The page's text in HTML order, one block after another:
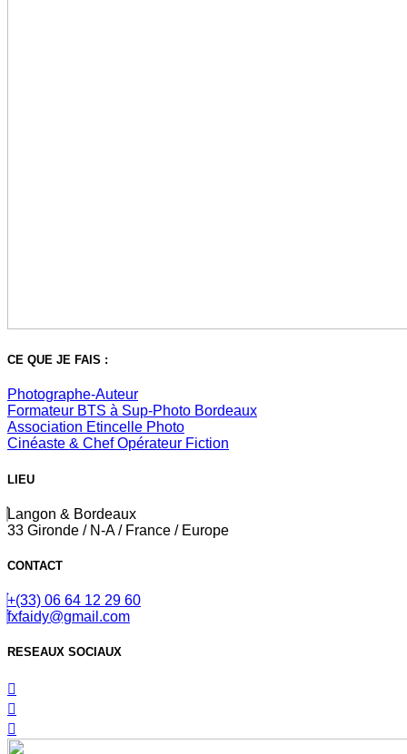
CE QUE JE FAIS :
Photographe-Auteur
Formateur BTS à Sup-Photo Bordeaux
Association Etincelle Photo
Cinéaste & Chef Opérateur Fiction
LIEU
Langon & Bordeaux
33 Gironde / N-A / France / Europe
CONTACT
+(33) 06 64 12 29 60
fxfaidy@gmail.com
RESEAUX SOCIAUX